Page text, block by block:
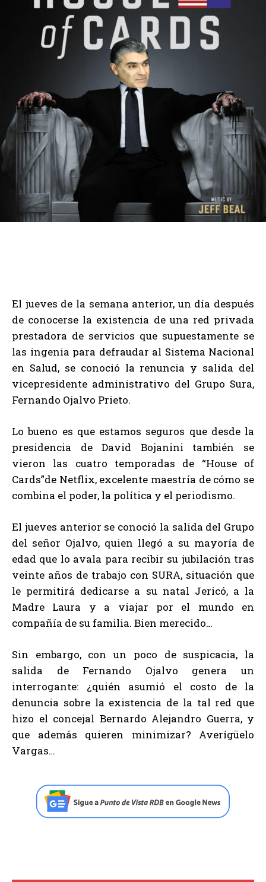
El jueves de la semana anterior, un día después
de conocerse la existencia de una red privada
prestadora de servicios que supuestamente se
las ingenia para defraudar al Sistema Nacional
en Salud, se conoció la renuncia y salida del
vicepresidente administrativo del Grupo Sura,
Fernando Ojalvo Prieto.
Lo bueno es que estamos seguros que desde la
presidencia de David Bojanini también se
vieron las cuatro temporadas de “House of
Cards”de Netflix, excelente maestría de cómo se
combina el poder, la política y el periodismo.
El jueves anterior se conoció la salida del Grupo
del señor Ojalvo, quien llegó a su mayoría de
edad que lo avala para recibir su jubilación tras
veinte años de trabajo con SURA, situación que
le permitirá dedicarse a su natal Jericó, a la
Madre Laura y a viajar por el mundo en
compañía de su familia. Bien merecido…
Sin embargo, con un poco de suspicacia, la
salida de Fernando Ojalvo genera un
interrogante: ¿quién asumió el costo de la
denuncia sobre la existencia de la tal red que
hizo el concejal Bernardo Alejandro Guerra, y
que además quieren minimizar? Averígüelo
Vargas…